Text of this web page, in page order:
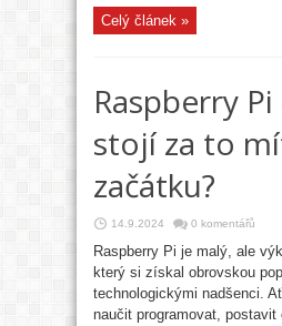
Celý článek »
Raspberry Pi
stojí za to
začátku?
14.9.2024 0 komentářů
Raspberry Pi je malý, ale
který si získal obrovskou
technologickými nadšenci.
naučit programovat, postavit